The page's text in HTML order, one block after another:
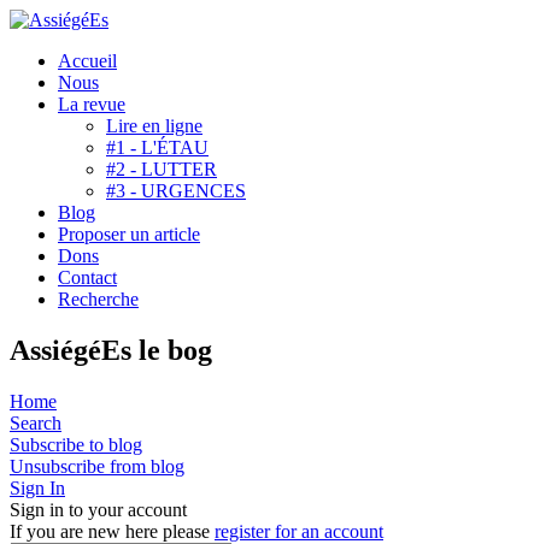
Accueil
Nous
La revue
Lire en ligne
#1 - L'ÉTAU
#2 - LUTTER
#3 - URGENCES
Blog
Proposer un article
Dons
Contact
Recherche
AssiégéEs le bog
Home
Search
Subscribe to blog
Unsubscribe from blog
Sign In
Sign in to your account
If you are new here please register for an account